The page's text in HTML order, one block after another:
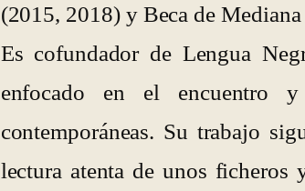
(2015, 2018) y Beca de
Es cofundador de Lengua
enfocado en el encuentro
contemporáneas. Su trabajo
lectura atenta de unos ficheros